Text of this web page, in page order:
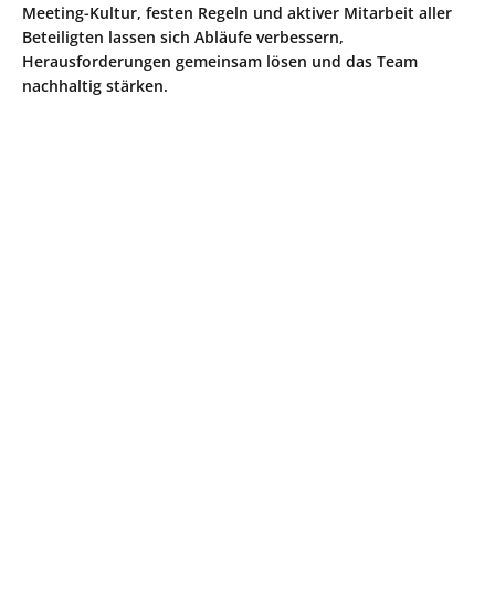
Meeting-Kultur, festen Regeln und aktiver Mitarbeit aller
Beteiligten lassen sich Abläufe verbessern,
Herausforderungen gemeinsam lösen und das Team
nachhaltig stärken.